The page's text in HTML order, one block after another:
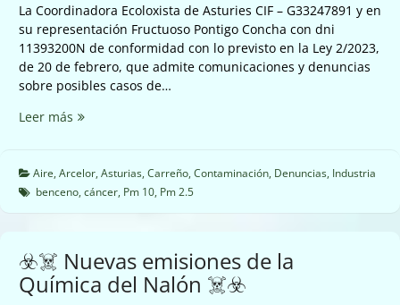
La Coordinadora Ecoloxista de Asturies CIF – G33247891 y en
su representación Fructuoso Pontigo Concha con dni
11393200N de conformidad con lo previsto en la Ley 2/2023,
de 20 de febrero, que admite comunicaciones y denuncias
sobre posibles casos de…
Leer más ☣️☠️
de
Arcelor
☠️☣️
Aire, Arcelor, Asturias, Carreño, Contaminación, Denuncias, Industria
benceno, cáncer, Pm 10, Pm 2.5
☣️☠️ Nuevas emisiones de la
Química del Nalón ☠️☣️